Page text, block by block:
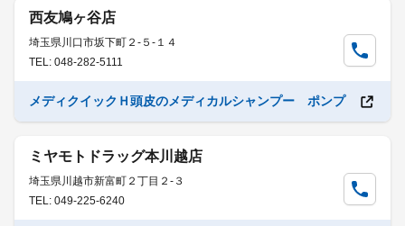
西友鳩ヶ谷店
埼玉県川口市坂下町２-５-１４
TEL: 048-282-5111
メディクイックＨ頭皮のメディカルシャンプー ポンプ
ミヤモトドラッグ本川越店
埼玉県川越市新富町２丁目２-３
TEL: 049-225-6240